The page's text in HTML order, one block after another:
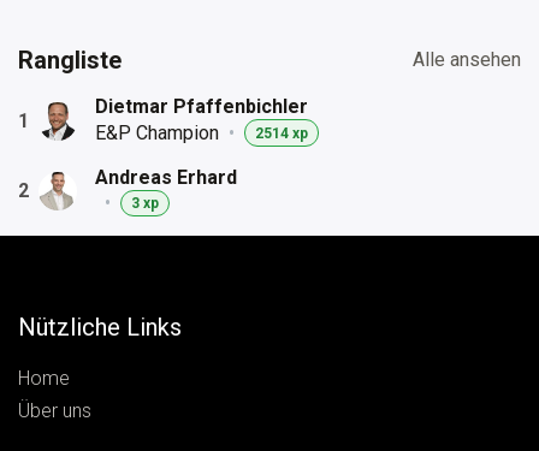
Alle ansehen
Rangliste
1
Dietmar Pfaffenbichler
E&P Champion • 2514 xp
2
Andreas Erhard
•
3 xp
Nützliche Links
Home
Über uns